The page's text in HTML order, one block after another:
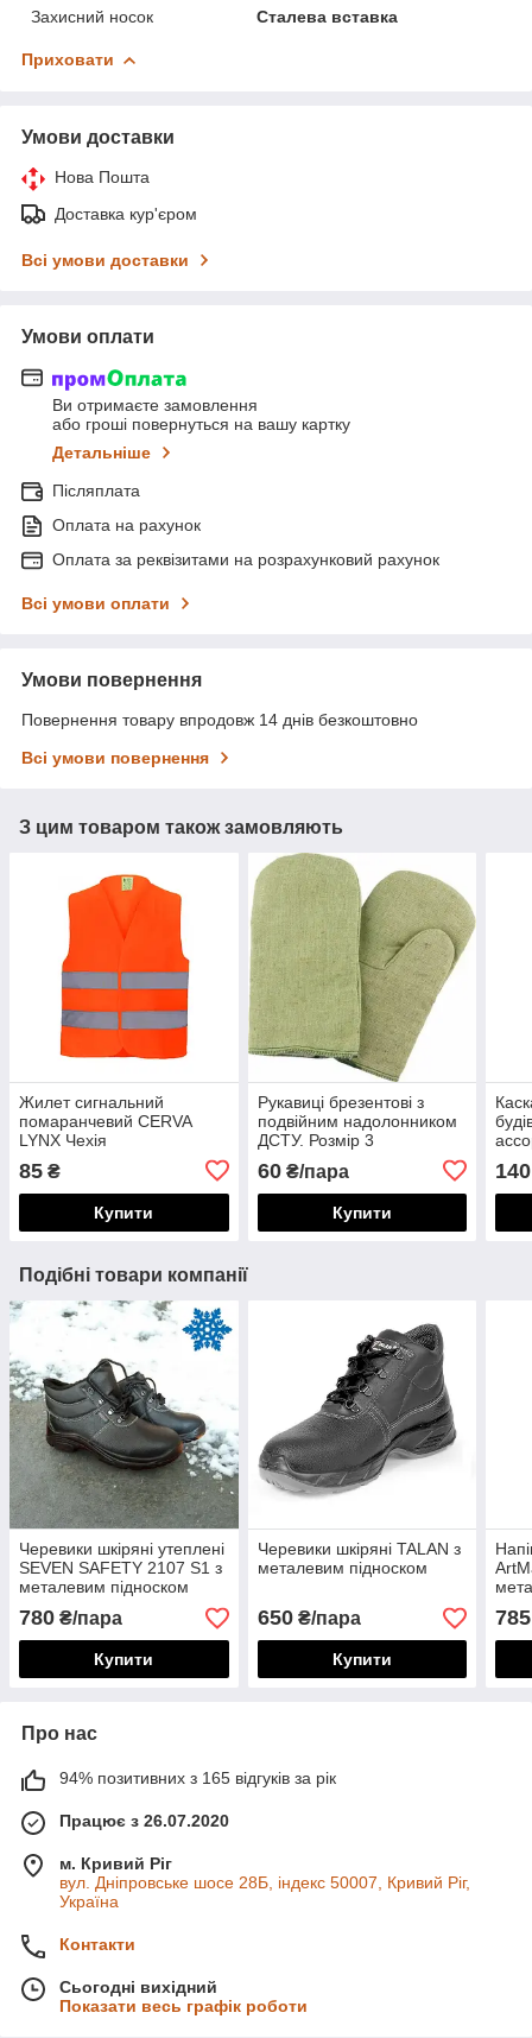
Захисний носок
Сталева вставка
Приховати
Умови доставки
Нова Пошта
Доставка кур'єром
Всі умови доставки
Умови оплати
Ви отримаєте замовлення
або гроші повернуться на вашу картку
Детальніше
Післяплата
Оплата на рахунок
Оплата за реквізитами на розрахунковий рахунок
Всі умови оплати
Умови повернення
Повернення товару впродовж 14 днів безкоштовно
Всі умови повернення
З цим товаром також замовляють
Жилет сигнальний
помаранчевий CERVA
LYNX Чехія
85 ₴
Купити
Рукавиці брезентові з
подвійним надолонником
ДСТУ. Розмір 3
60₴/пара
Купити
140
Подібні товари компанії
Черевики шкіряні утеплені
SEVEN SAFETY 2107 S1 з
металевим підноском
780 ₴/пара
Купити
Черевики шкіряні TALAN з
металевим підноском
650₴/пара
Купити
785
Про нас
94% позитивних з 165 відгуків за рік
Працює з 26.07.2020
м. Кривий Ріг
вул. Дніпровське шосе 28Б, індекс 50007, Кривий Ріг,
Україна
Контакти
Сьогодні вихідний
Показати весь графік роботи